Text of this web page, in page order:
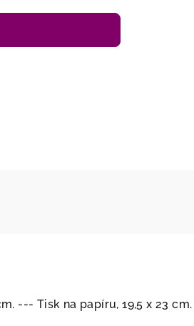
--- Tisk na papíru, 19,5 x 23